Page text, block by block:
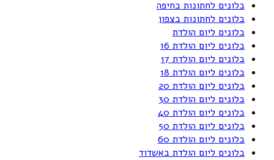
בלונים לחתונות בחיפה
בלונים לחתונות בצפון
בלונים ליום הולדת
בלונים ליום הולדת 16
בלונים ליום הולדת 17
בלונים ליום הולדת 18
בלונים ליום הולדת 20
בלונים ליום הולדת 30
בלונים ליום הולדת 40
בלונים ליום הולדת 50
בלונים ליום הולדת 60
בלונים ליום הולדת באשדוד